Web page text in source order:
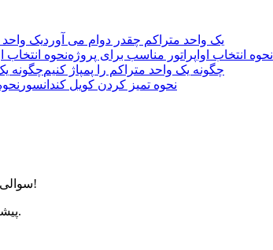
یک واحد متراکم چقدر دوام می آورد
نحوه انتخاب اواپراتور مناسب برای پروژه
چگونه یک واحد متراکم را پمپاژ کنیم
نحوه تمیز کردن کویل کندانسور
سوالی دارید؟ ما اینجا هستیم تا به شما کمک کنیم!
پیشگام تجارت تبرید، تبرید و تهویه مطبوع چین.